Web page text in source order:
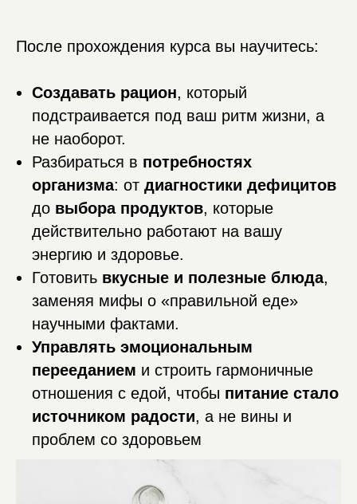
После прохождения курса вы научитесь:
Создавать рацион, который
подстраивается под ваш ритм жизни, а
не наоборот.
Разбираться в потребностях
организма: от диагностики дефицитов
до выбора продуктов, которые
действительно работают на вашу
энергию и здоровье.
Готовить вкусные и полезные блюда,
заменяя мифы о «правильной еде»
научными фактами.
Управлять эмоциональным
перееданием и строить гармоничные
отношения с едой, чтобы питание стало
источником радости, а не вины и
проблем со здоровьем